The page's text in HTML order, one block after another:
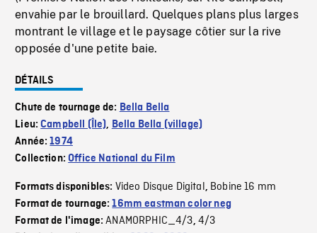
envahie par le brouillard. Quelques plans plus larges
montrant le village et le paysage côtier sur la rive
opposée d'une petite baie.
DÉTAILS
Chute de tournage de: Bella Bella
Lieu:Campbell (Île), Bella Bella (village)
Année:1974
Collection:Office National du Film
Formats disponibles: Video Disque Digital, Bobine 16 mm
Format de tournage:16mm eastman color neg
Format de l'image:ANAMORPHIC_4/3, 4/3